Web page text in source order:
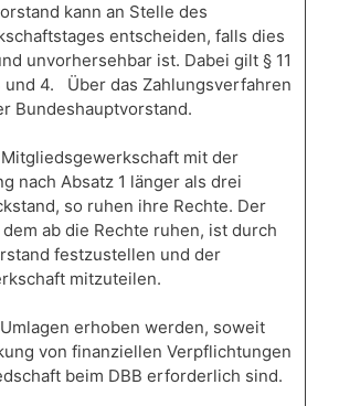
kann an Stelle des
entscheiden, falls dies
unvorhersehbar ist. Dabei gilt § 11
und 4. Über das Zahlungsverfahren
Bundeshauptvorstand.
mit der
nach Absatz 1 länger als drei
so ruhen ihre Rechte. Der
ab die Rechte ruhen, ist durch
festzustellen und der
mitzuteilen.
erhoben werden, soweit
von finanziellen Verpflichtungen
beim DBB erforderlich sind.